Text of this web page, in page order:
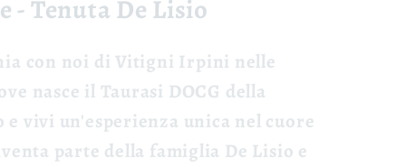
- Tenuta De Lisio
con noi di Vitigni Irpini nelle
nasce il Taurasi DOCG della
e vivi un'esperienza unica nel cuore
parte della famiglia De Lisio e